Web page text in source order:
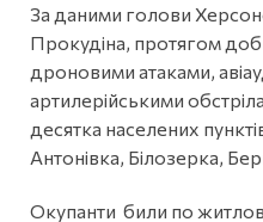
За даними голови
Прокудіна, протягом
дроновими атаками,
артилерійськими
десятка населених
Антонівка, Білозерка,
Окупанти били по